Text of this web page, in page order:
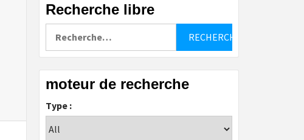
Recherche libre
moteur de recherche
Type :